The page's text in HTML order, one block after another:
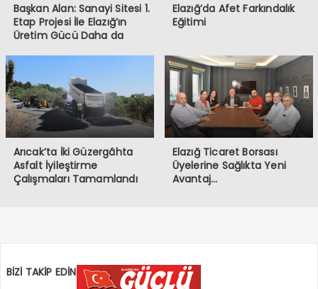
Başkan Alan: Sanayi Sitesi 1.
Etap Projesi İle Elazığ’ın
Üretim Gücü Daha da
Elazığ’da Afet Farkındalık
Eğitimi
Arıcak’ta İki Güzergâhta
Asfalt İyileştirme
Çalışmaları Tamamlandı
Elazığ Ticaret Borsası
Üyelerine Sağlıkta Yeni
Avantaj…
BİZİ TAKİP EDİN